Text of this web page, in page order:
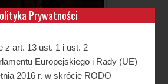
Prywatności
z art. 13 ust. 1 i ust. 2
Europejskiego i Rady (UE)
2016 r. w skrócie RODO